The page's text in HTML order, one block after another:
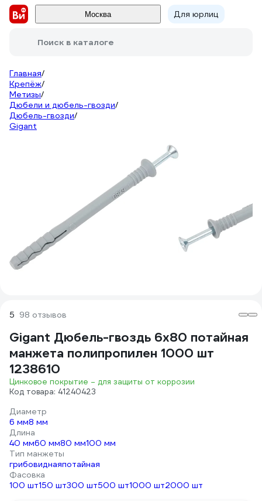
Москва Для юрлиц
Поиск в каталоге
Главная/
Крепёж/
Метизы/
Дюбели и дюбель-гвозди/
Дюбель-гвозди/
Gigant
5 98 отзывов
Gigant Дюбель-гвоздь 6x80 потайная
манжета полипропилен 1000 шт
1238610
Цинковое покрытие – для защиты от коррозии
Код товара: 41240423
Диаметр
6 мм8 мм
Длина
40 мм60 мм80 мм100 мм
Тип манжеты
грибовиднаяпотайная
Фасовка
100 шт150 шт300 шт500 шт1000 шт2000 шт